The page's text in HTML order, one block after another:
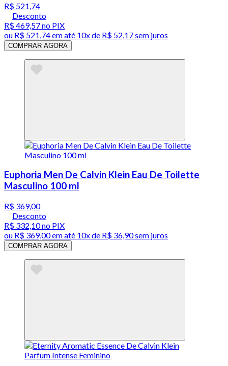
R$ 521,74
Desconto
R$ 469,57no PIX
ou R$ 521,74em até 10x de R$ 52,17 sem juros
COMPRAR AGORA
Euphoria Men De Calvin Klein Eau De Toilette
Masculino 100 ml
R$ 369,00
Desconto
R$ 332,10no PIX
ou R$ 369,00em até 10x de R$ 36,90 sem juros
COMPRAR AGORA